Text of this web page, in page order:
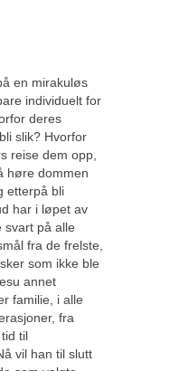
en mirakuløs
individuelt for
deres
slik? Hvorfor
reise dem opp,
høre dommen
etterpå bli
har i løpet av
svart på alle
fra de frelste,
som ikke ble
annet
familie, i alle
fra
til
vil han til slutt